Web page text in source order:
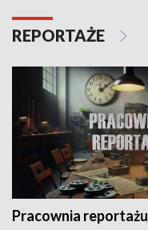
REPORTAŻE
Pracownia reportażu